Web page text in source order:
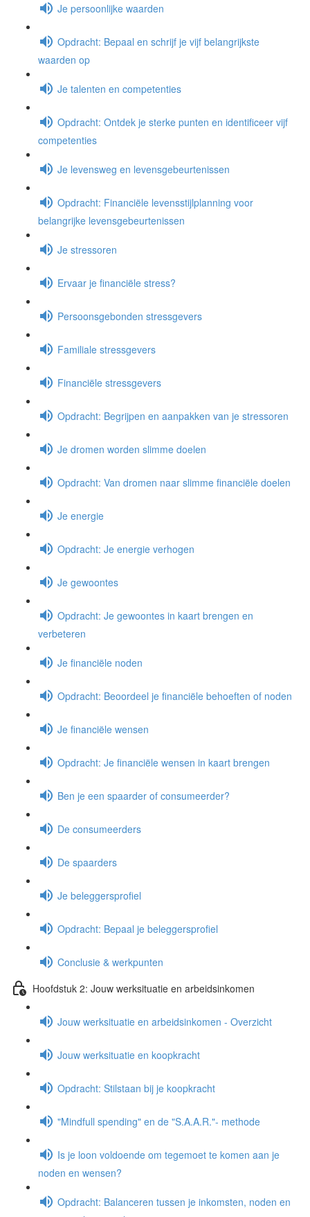
Je persoonlijke waarden
Opdracht: Bepaal en schrijf je vijf belangrijkste
waarden op
Je talenten en competenties
Opdracht: Ontdek je sterke punten en identificeer vijf
competenties
Je levensweg en levensgebeurtenissen
Opdracht: Financiële levensstijlplanning voor
belangrijke levensgebeurtenissen
Je stressoren
Ervaar je financiële stress?
Persoonsgebonden stressgevers
Familiale stressgevers
Financiële stressgevers
Opdracht: Begrijpen en aanpakken van je stressoren
Je dromen worden slimme doelen
Opdracht: Van dromen naar slimme financiële doelen
Je energie
Opdracht: Je energie verhogen
Je gewoontes
Opdracht: Je gewoontes in kaart brengen en
verbeteren
Je financiële noden
Opdracht: Beoordeel je financiële behoeften of noden
Je financiële wensen
Opdracht: Je financiële wensen in kaart brengen
Ben je een spaarder of consumeerder?
De consumeerders
De spaarders
Je beleggersprofiel
Opdracht: Bepaal je beleggersprofiel
Conclusie & werkpunten
Hoofdstuk 2: Jouw werksituatie en arbeidsinkomen
Jouw werksituatie en arbeidsinkomen - Overzicht
Jouw werksituatie en koopkracht
Opdracht: Stilstaan bij je koopkracht
"Mindfull spending" en de "S.A.A.R."- methode
Is je loon voldoende om tegemoet te komen aan je
noden en wensen?
Opdracht: Balanceren tussen je inkomsten, noden en